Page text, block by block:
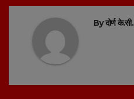
Byदोर्ण के.सी.